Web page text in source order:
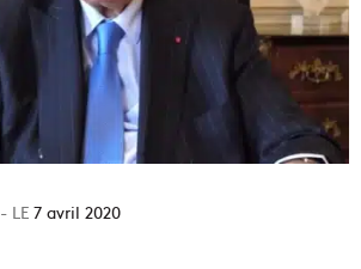
Envoyer7 avril 2020